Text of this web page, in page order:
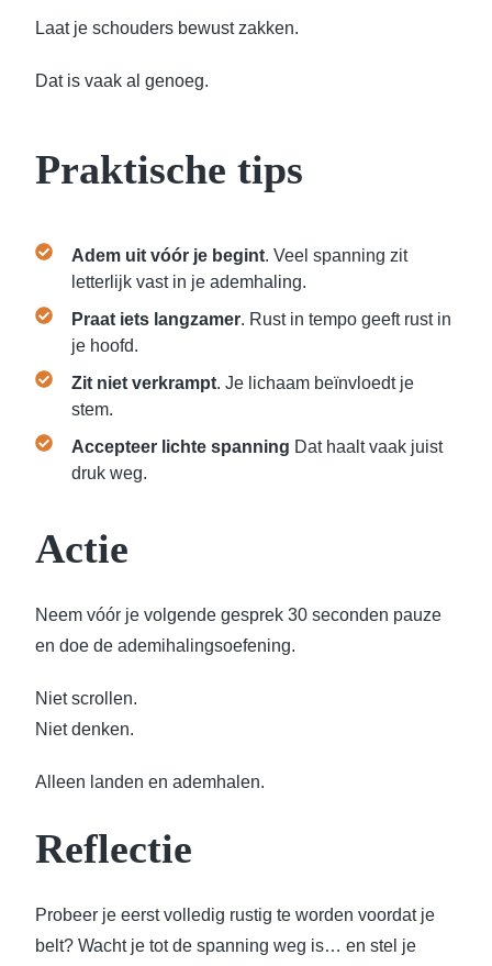
Laat je schouders bewust zakken.
Dat is vaak al genoeg.
Praktische tips
Adem uit vóór je begint. Veel spanning zit
letterlijk vast in je ademhaling.
Praat iets langzamer. Rust in tempo geeft rust in
je hoofd.
Zit niet verkrampt. Je lichaam beïnvloedt je
stem.
Accepteer lichte spanning Dat haalt vaak juist
druk weg.
Actie
Neem vóór je volgende gesprek 30 seconden pauze
en doe de ademihalingsoefening.
Niet scrollen.
Niet denken.
Alleen landen en ademhalen.
Reflectie
Probeer je eerst volledig rustig te worden voordat je
belt? Wacht je tot de spanning weg is… en stel je